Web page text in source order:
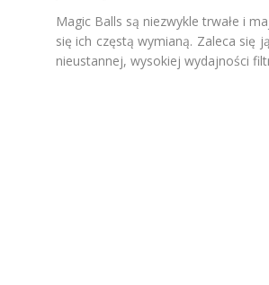
Magic Balls są niezwykle trwałe i
się ich częstą wymianą. Zaleca się
nieustannej, wysokiej wydajności